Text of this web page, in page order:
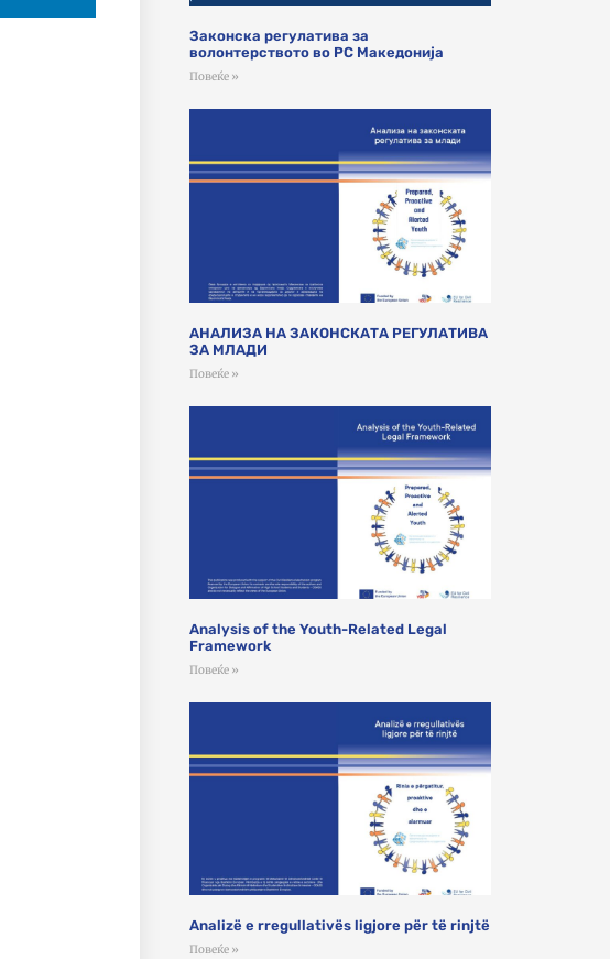
Законска регулатива за
волонтерството во РС Македонија
Повеќе »
АНАЛИЗА НА ЗАКОНСКАТА РЕГУЛАТИВА
ЗА МЛАДИ
Повеќе »
Analysis of the Youth-Related Legal
Framework
Повеќе »
Analizë e rregullativës ligjore për të rinjtë
Повеќе »